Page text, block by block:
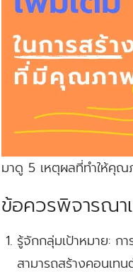
มาดู 5 เหตุผลที่ทำให้คุ
ข้อควรพิจารณ
รู้จักกลุ่มเป้าหมาย:กา
สามารถสร้างคอนเท